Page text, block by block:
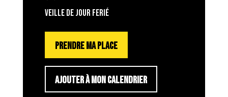
veille de jour ferié
PRENDRE MA PLACE
AJOUTER À MON CALENDRIER